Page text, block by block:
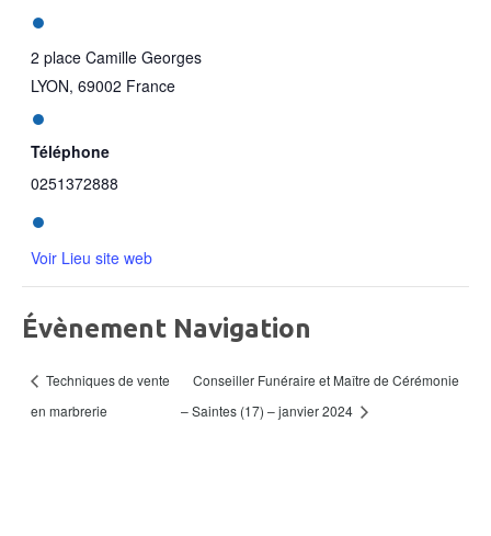
2 place Camille Georges
LYON, 69002 France
Téléphone
0251372888
Voir Lieu site web
Évènement Navigation
Techniques de vente
en marbrerie
Conseiller Funéraire et Maître de Cérémonie
– Saintes (17) – janvier 2024